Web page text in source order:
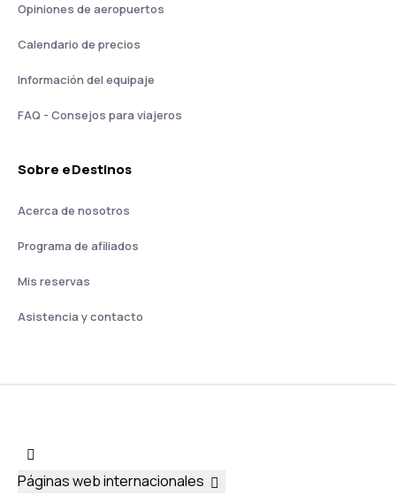
Opiniones de aeropuertos
Calendario de precios
Información del equipaje
FAQ - Consejos para viajeros
Sobre eDestinos
Acerca de nosotros
Programa de afiliados
Mis reservas
Asistencia y contacto
Páginas web internacionales